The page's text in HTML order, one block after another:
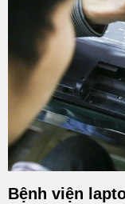
Bệnh viện